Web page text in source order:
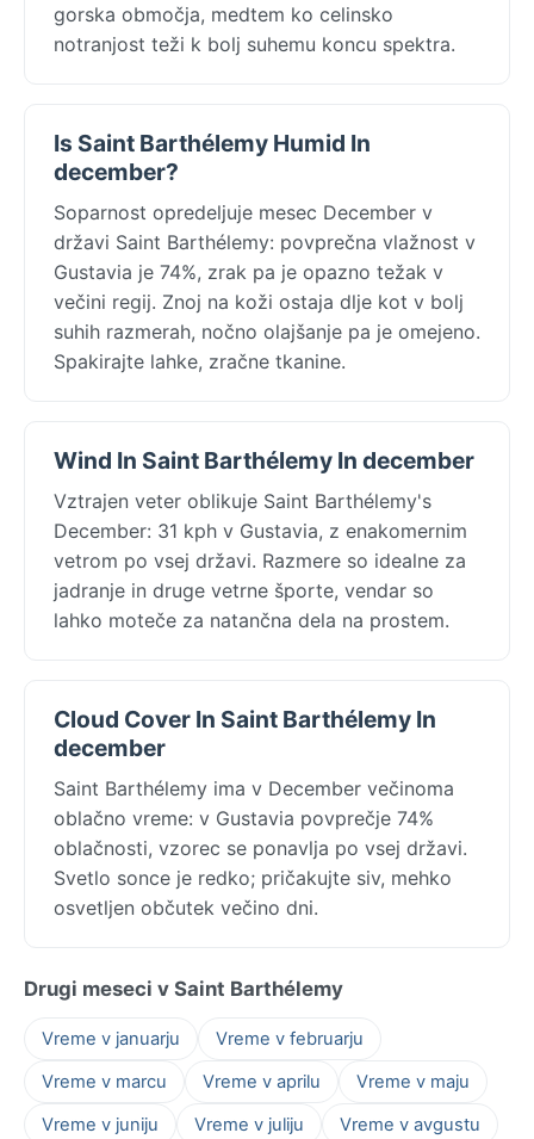
gorska območja, medtem ko celinsko
notranjost teži k bolj suhemu koncu spektra.
Is Saint Barthélemy Humid In
december?
Soparnost opredeljuje mesec December v
državi Saint Barthélemy: povprečna vlažnost v
Gustavia je 74%, zrak pa je opazno težak v
večini regij. Znoj na koži ostaja dlje kot v bolj
suhih razmerah, nočno olajšanje pa je omejeno.
Spakirajte lahke, zračne tkanine.
Wind In Saint Barthélemy In december
Vztrajen veter oblikuje Saint Barthélemy's
December: 31 kph v Gustavia, z enakomernim
vetrom po vsej državi. Razmere so idealne za
jadranje in druge vetrne športe, vendar so
lahko moteče za natančna dela na prostem.
Cloud Cover In Saint Barthélemy In
december
Saint Barthélemy ima v December večinoma
oblačno vreme: v Gustavia povprečje 74%
oblačnosti, vzorec se ponavlja po vsej državi.
Svetlo sonce je redko; pričakujte siv, mehko
osvetljen občutek večino dni.
Drugi meseci v Saint Barthélemy
Vreme v januarju
Vreme v februarju
Vreme v marcu
Vreme v aprilu
Vreme v maju
Vreme v juniju
Vreme v juliju Vreme v avgustu